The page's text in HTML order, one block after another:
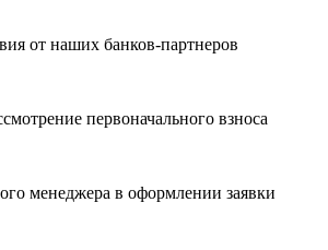
от наших банков-партнеров
первоначального взноса
менеджера в оформлении заявки